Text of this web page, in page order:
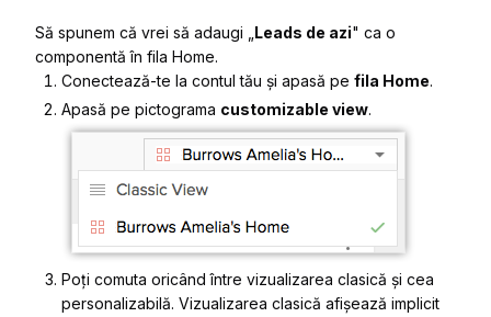
Să spunem că vrei să adaugi „ Leads de azi" ca o
componentă în fila Home.
Conectează-te la contul tău și apasă pe fila Home.
Apasă pe pictograma customizable view.
Poți comuta oricând între vizualizarea clasică și cea
personalizabilă. Vizualizarea clasică afișează implicit